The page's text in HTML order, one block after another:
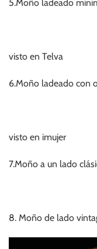
5.Moño ladeado
visto en Telva
6.Moño ladeado con
visto en imujer
7.Moño a un lado
8. Moño de lado